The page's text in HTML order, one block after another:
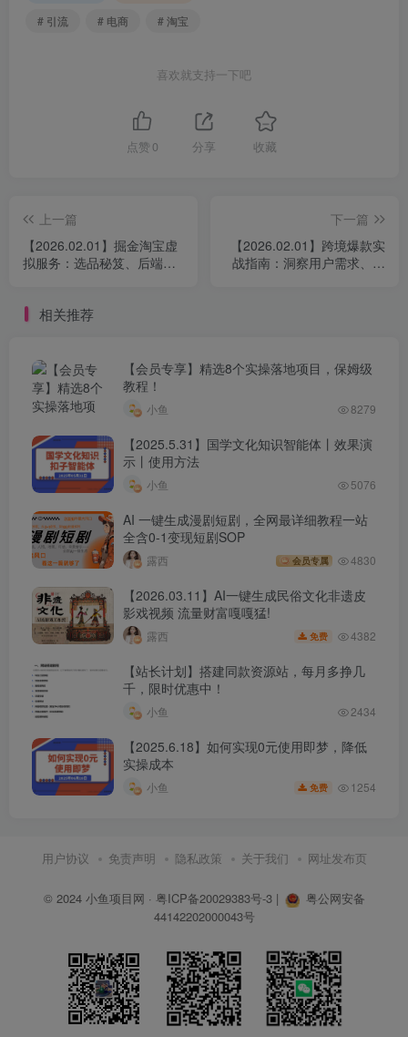
客服的价值重塑与团队能力画像
AI赋能客服管理的全新方法
电商全域组织战略解码
根据全域电商企业战略跟组织梳理流程
核心业务流程的规划与建设
核心业务流程的落地实施策略
核心业务流程的推行与运营
未来全域电商企业战略九层塔
课程内容：
12月20日电商竞争策略与市场切分分析-2.mp4
12月20日电商企业发展与定价策略讨论-1.mp4
12月20日电商企业发展与定价策略讨论-2.mp4
12月21日关键词出价及计划设置优化-1.mp4
12月21日关键词出价及计划设置优化-2.mp4
12月22日电商爆款打造及营销优化分析-1.mp4
# 引流
# 电商 # 淘宝
喜欢就支持一下吧
点赞 0 分享 收藏
上一篇
【2026.02.01】掘金淘宝虚
拟服务：选品秘笈、后端协
下一篇
【2026.02.01】跨境爆款实
战指南：洞察用户需求、构
相关推荐
【会员专享】精选8个实操落地项目，保姆级
教程！
小鱼 8279
【2025.5.31】国学文化知识智能体丨效果演
示丨使用方法
小鱼 5076
AI 一键生成漫剧短剧，全网最详细教程一站
全含0-1变现短剧SOP
露西 会员专属 4830
【2026.03.11】AI一键生成民俗文化非遗皮
影戏视频 流量财富嘎嘎猛!
露西 免费 4382
【站长计划】搭建同款资源站，每月多挣几
千，限时优惠中！
小鱼 2434
【2025.6.18】如何实现0元使用即梦，降低
实操成本
小鱼 免费 1254
用户协议 免责声明 隐私政策 关于我们 网址发布页
© 2024 小鱼项目网 · 粤ICP备20029383号-3|
粤公网安备
44142202000043号